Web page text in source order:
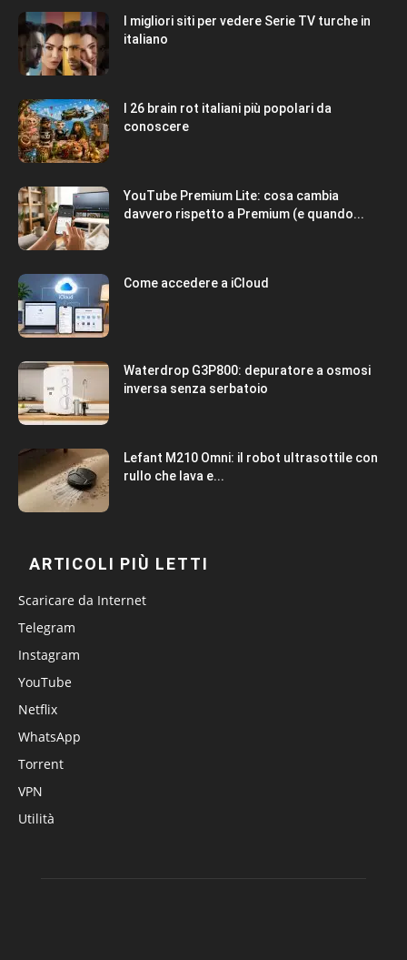
I migliori siti per vedere Serie TV turche in
italiano
I 26 brain rot italiani più popolari da
conoscere
YouTube Premium Lite: cosa cambia
davvero rispetto a Premium (e quando...
Come accedere a iCloud
Waterdrop G3P800: depuratore a osmosi
inversa senza serbatoio
Lefant M210 Omni: il robot ultrasottile con
rullo che lava e...
ARTICOLI PIÙ LETTI
Scaricare da Internet
Telegram
Instagram
YouTube
Netflix
WhatsApp
Torrent
VPN
Utilità